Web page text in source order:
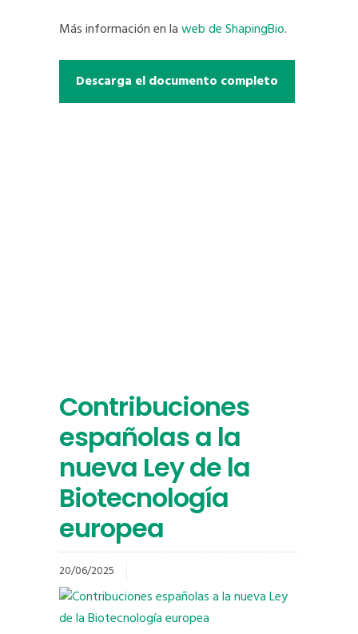
Más información en laweb de ShapingBio.
Descarga el documento completo
Contribuciones
españolas a la
nueva Ley de la
Biotecnología
europea
20/06/2025